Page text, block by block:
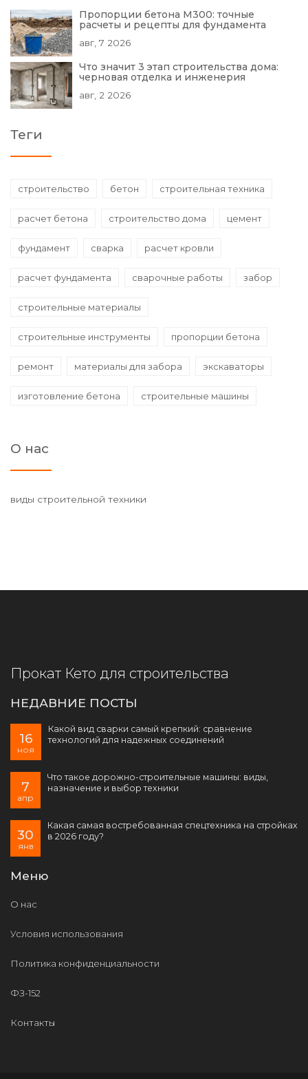
Пропорции бетона М300: точные
расчеты и рецепты для фундамента
авг, 7 2026
Что значит 3 этап строительства дома:
черновая отделка и инженерия
авг, 2 2026
Теги
строительство бетон строительная техника
расчет бетона строительство дома цемент
фундамент сварка расчет кровли
расчет фундамента сварочные работы забор
строительные материалы
строительные инструменты пропорции бетона
ремонт материалы для забора экскаваторы
изготовление бетона строительные машины
О нас
виды строительной техники
Прокат Кето для строительства
НЕДАВНИЕ ПОСТЫ
16
ноя
Какой вид сварки самый крепкий: сравнение
технологий для надежных соединений
7
апр
Что такое дорожно-строительные машины: виды,
назначение и выбор техники
30
янв
Какая самая востребованная спецтехника на стройках
в 2026 году?
Меню
О нас
Условия использования
Политика конфиденциальности
ФЗ-152
Контакты